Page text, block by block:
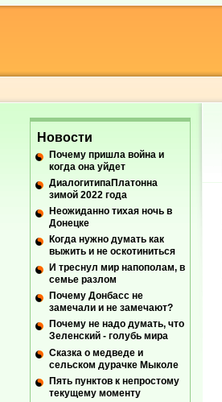
Новости
Почему пришла война и
когда она уйдет
ДиалогитипаПлатонна
зимой 2022 года
Неожиданно тихая ночь в
Донецке
Когда нужно думать как
выжить и не оскотиниться
И треснул мир напополам, в
семье разлом
Почему Донбасс не
замечали и не замечают?
Почему не надо думать, что
Зеленский - голубь мира
Сказка о медведе и
сельском дурачке Мыколе
Пять пунктов к непростому
текущему моменту